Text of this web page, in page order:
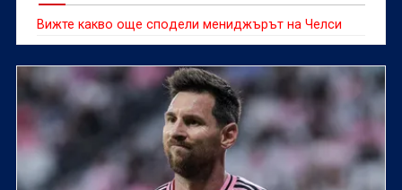
Вижте какво още сподели мениджърът на Челси